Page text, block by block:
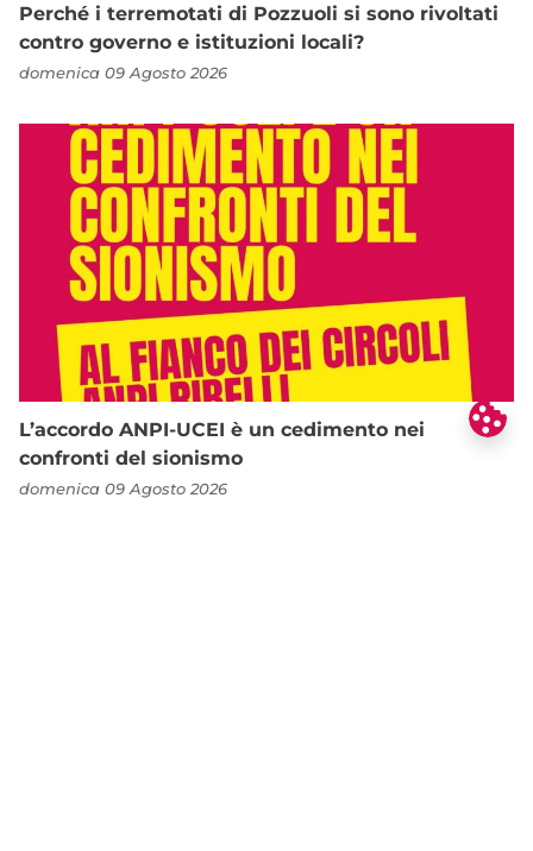
Perché i terremotati di Pozzuoli si sono rivoltati
contro governo e istituzioni locali?
domenica 09 Agosto 2026
L’accordo ANPI-UCEI è un cedimento nei
confronti del sionismo
domenica 09 Agosto 2026